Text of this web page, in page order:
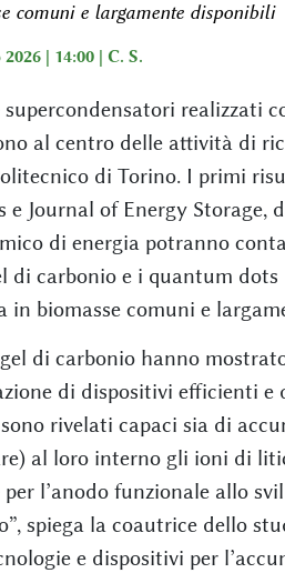
comuni e largamente disponibili
| 14:00 | C. S.
supercondensatori realizzati
al centro delle attività di
di Torino. I primi
e Journal of Energy
di energia potranno
di carbonio e i quantum
in biomasse comuni e
di carbonio hanno
di dispositivi efficienti
rivelati capaci sia di
al loro interno gli ioni di
l’anodo funzionale allo
spiega la coautrice dello
e dispositivi per